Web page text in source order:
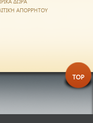
ΔΩΡΑ
ΑΠΟΡΡΉΤΟΥ
TOP